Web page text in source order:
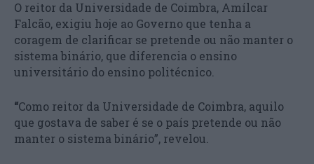
O reitor da Universidade de Coimbra, Amílcar
Falcão, exigiu hoje ao Governo que tenha a
coragem de clarificar se pretende ou não manter o
sistema binário, que diferencia o ensino
universitário do ensino politécnico.
“Como reitor da Universidade de Coimbra, aquilo
que gostava de saber é se o país pretende ou não
manter o sistema binário”, revelou.